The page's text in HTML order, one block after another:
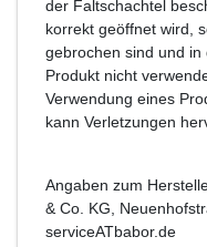
der Faltschachtel
korrekt geöffnet wird,
gebrochen sind und
Produkt nicht
Verwendung eines
kann Verletzungen
Angaben zum
& Co. KG,
serviceATbabor.de